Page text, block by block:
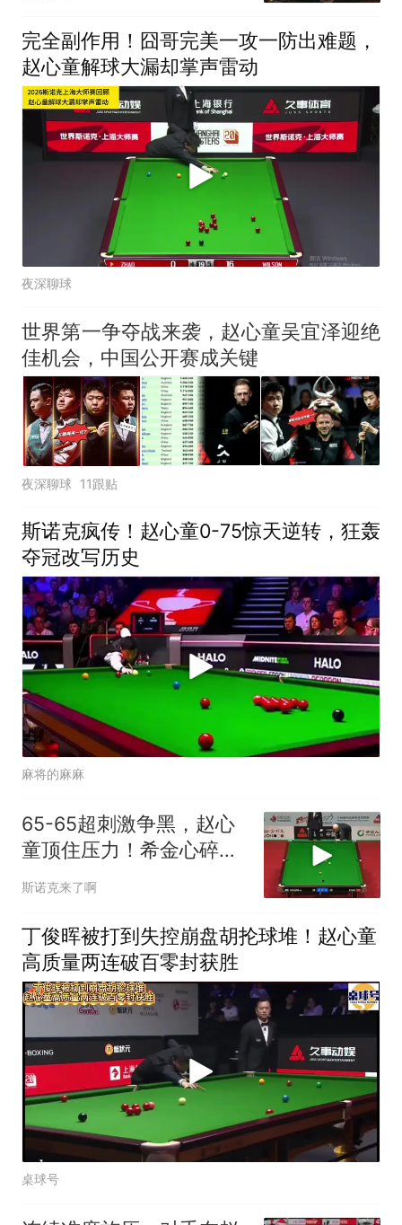
完全副作用！囧哥完美一攻一防出难题，
赵心童解球大漏却掌声雷动
夜深聊球
世界第一争夺战来袭，赵心童吴宜泽迎绝
佳机会，中国公开赛成关键
夜深聊球 11跟贴
斯诺克疯传！赵心童0-75惊天逆转，狂轰
夺冠改写历史
麻将的麻麻
65-65超刺激争黑，赵心
童顶住压力！希金心碎一
地
斯诺克来了啊
丁俊晖被打到失控崩盘胡抡球堆！赵心童
高质量两连破百零封获胜
桌球号